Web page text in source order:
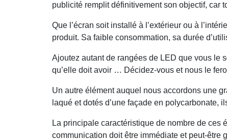
publicité remplit définitivement son objectif, car
Que l’écran soit installé à l’extérieur ou à
produit. Sa faible consommation, sa durée
Ajoutez autant de rangées de LED que vous le
qu’elle doit avoir … Décidez-vous et nous le
Un autre élément auquel nous accordons une
laqué et dotés d’une façade en polycarbonate,
La principale caractéristique de nombre de ces
communication doit être immédiate et peut-être